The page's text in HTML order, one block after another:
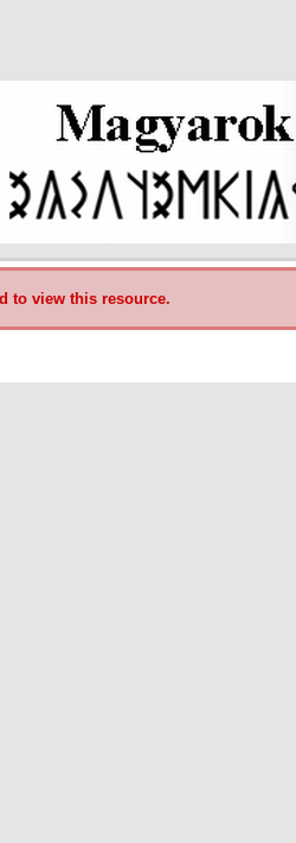
to view this resource.